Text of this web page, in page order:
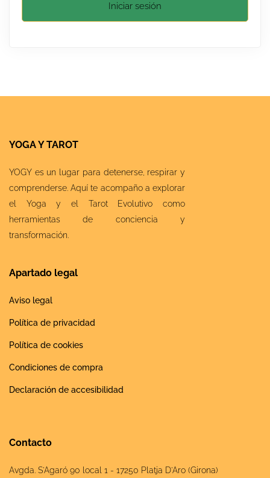
Iniciar sesión
YOGA Y TAROT
YOGY es un lugar para detenerse, respirar y
comprenderse. Aquí te acompaño a explorar
el Yoga y el Tarot Evolutivo como
herramientas de conciencia y
transformación.
Apartado legal
Aviso legal
Política de privacidad
Política de cookies
Condiciones de compra
Declaración de accesibilidad
Contacto
Avgda. S'Agaró 90 local 1 - 17250 Platja D'Aro (Girona)